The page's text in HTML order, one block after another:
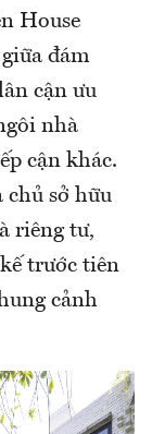
House
đám
cận ưu
nhà
cận khác.
chủ sở hữu
riêng tư,
trước tiên
cảnh